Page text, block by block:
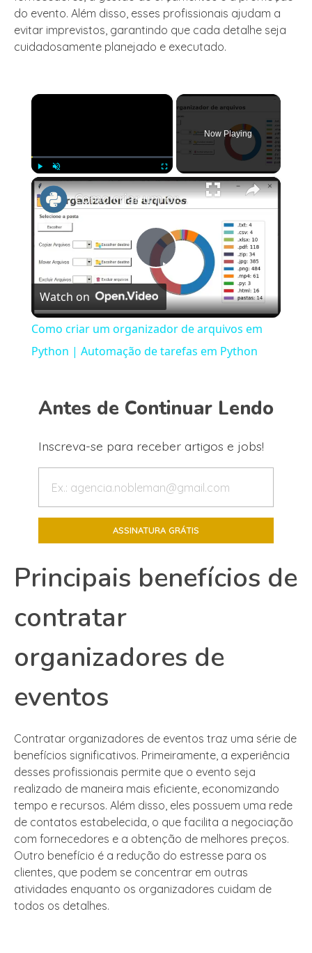
do evento. Além disso, esses profissionais ajudam a
evitar imprevistos, garantindo que cada detalhe seja
cuidadosamente planejado e executado.
×
Play Unmute Fullscreen
Now Playing
×
Play
Video
Como criar um organizador de arquivos em Python | Automação de tarefas em Python
Watch on
Como criar um organizador de arquivos em
Python | Automação de tarefas em Python
Antes de Continuar Lendo
Inscreva-se para receber artigos e jobs!
Principais benefícios de
contratar
organizadores de
eventos
Contratar organizadores de eventos traz uma série de
benefícios significativos. Primeiramente, a experiência
desses profissionais permite que o evento seja
realizado de maneira mais eficiente, economizando
tempo e recursos. Além disso, eles possuem uma rede
de contatos estabelecida, o que facilita a negociação
com fornecedores e a obtenção de melhores preços.
Outro benefício é a redução do estresse para os
clientes, que podem se concentrar em outras
atividades enquanto os organizadores cuidam de
todos os detalhes.